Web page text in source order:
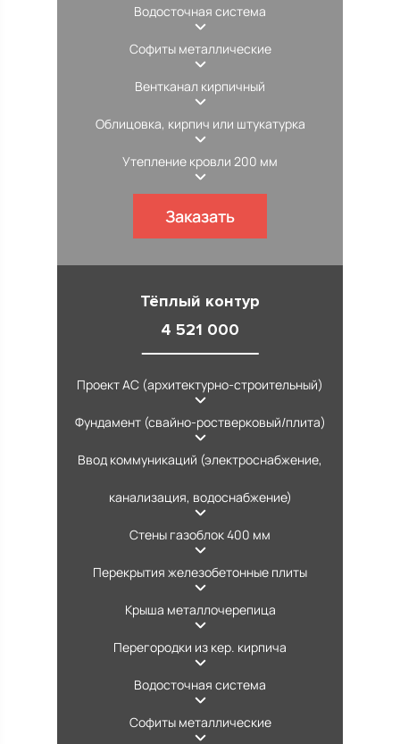
Водосточная система
Софиты металлические
Вентканал кирпичный
Облицовка, кирпич или штукатурка
Утепление кровли 200 мм
Заказать
Тёплый контур
4 521 000
Проект АС (архитектурно-строительный)
Фундамент (свайно-ростверковый/плита)
Ввод коммуникаций (электроснабжение,
канализация, водоснабжение)
Стены газоблок 400 мм
Перекрытия железобетонные плиты
Крыша металлочерепица
Перегородки из кер. кирпича
Водосточная система
Софиты металлические